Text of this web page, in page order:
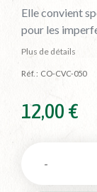
Elle convient
pour les
Plus de détails
Réf. : CO-CVC-050
12,00 €